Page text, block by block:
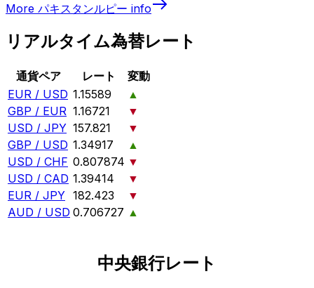
More パキスタンルピー info
リアルタイム為替レート
通貨ペア レート
変動
EUR / USD 1.15589
▲
GBP / EUR 1.16721
▼
USD / JPY 157.821
▼
GBP / USD 1.34917
▲
USD / CHF 0.807874 ▼
USD / CAD 1.39414
▼
EUR / JPY 182.423
▼
AUD / USD 0.706727 ▲
中央銀行レート